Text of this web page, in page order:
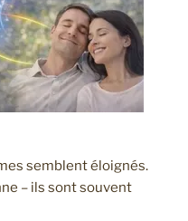
semblent éloignés.
– ils sont souvent